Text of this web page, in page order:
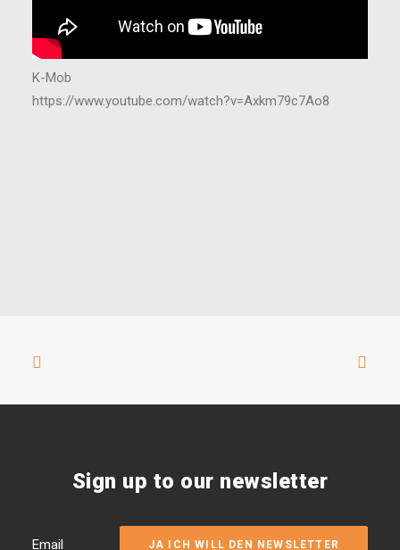
K-Mob
https://www.youtube.com/watch?v=Axkm79c7Ao8
Sign up to our newsletter